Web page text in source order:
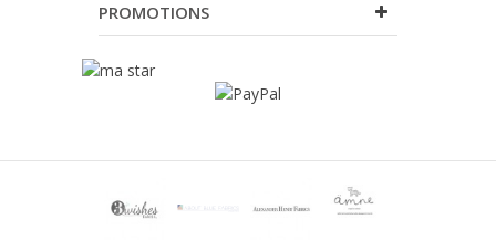
PROMOTIONS